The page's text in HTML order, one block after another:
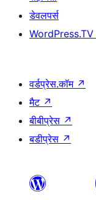
डेवलपर्स
WordPress.TV
वर्डप्रेस.कॉम ↗
मैट ↗
बीबीप्रेस ↗
बडीप्रेस ↗